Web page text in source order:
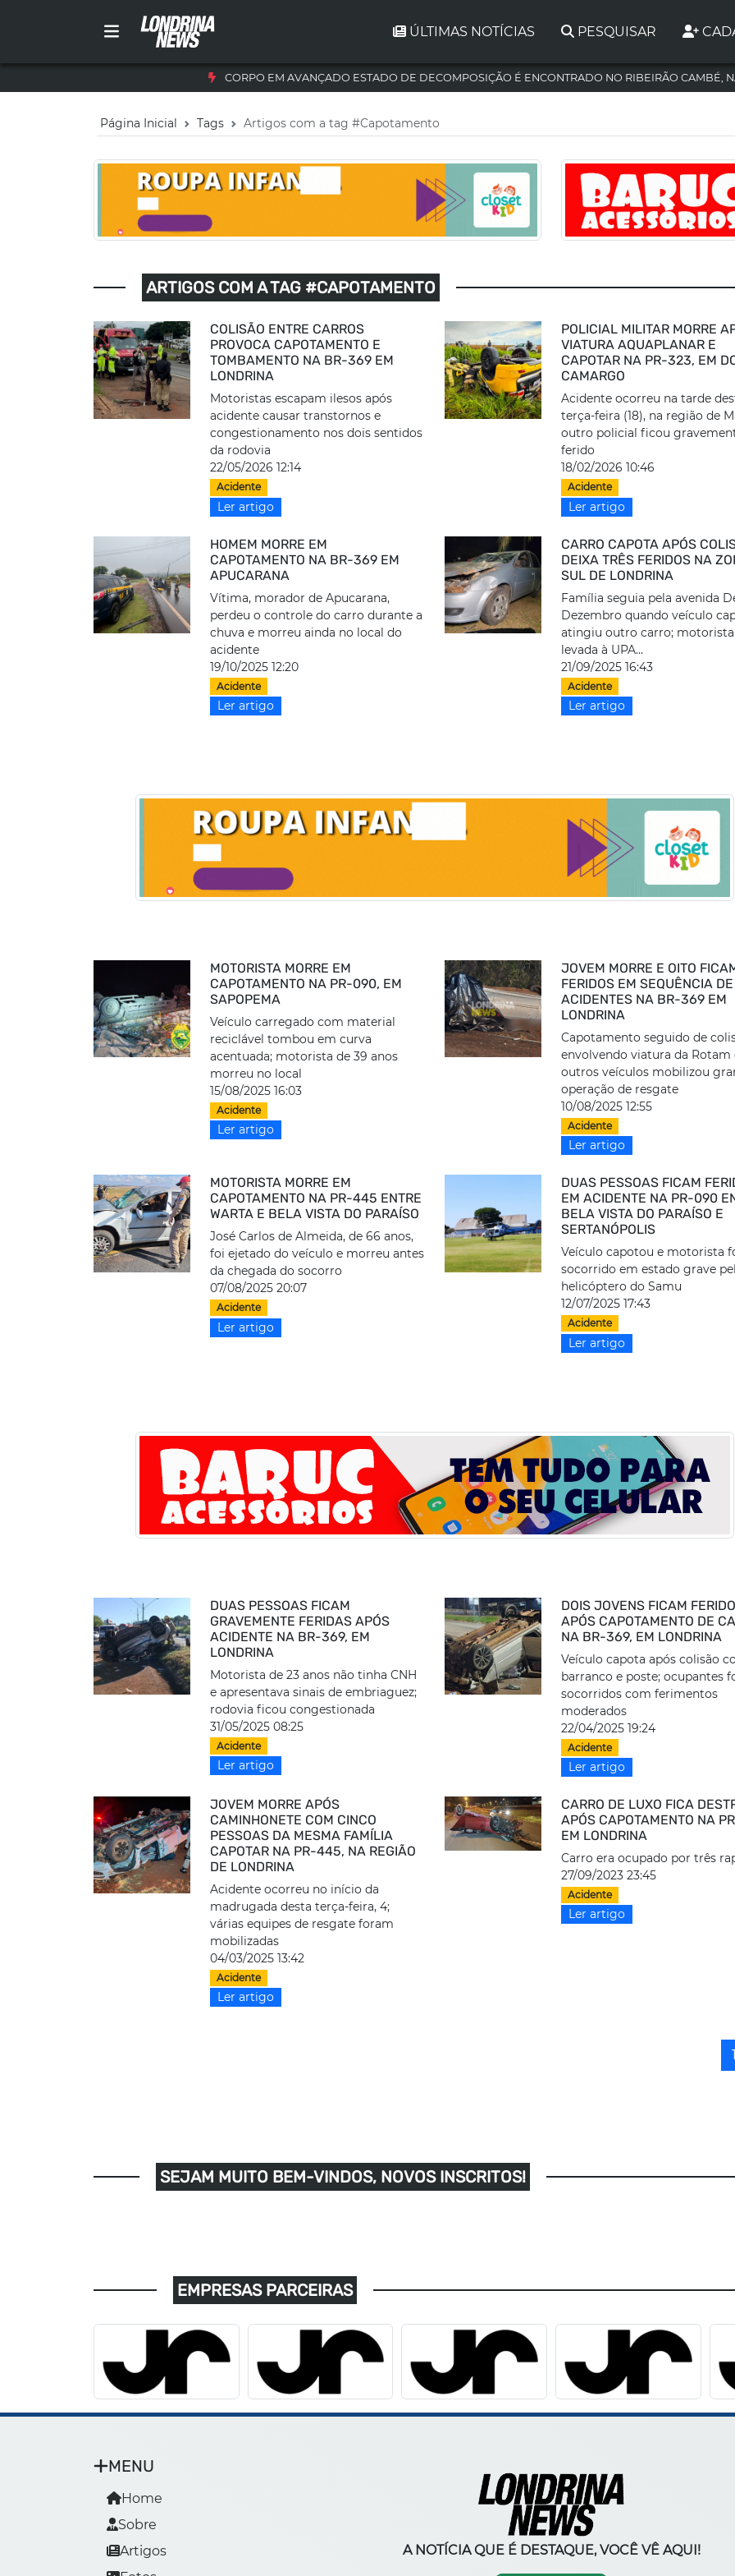
ÚLTIMAS NOTÍCIAS PESQUISAR
CORPO EM AVANÇADO ESTADO DE DECOMPOSIÇÃO É ENCONTRADO NO RIBEIRÃO CAMBÉ,
Página Inicial Tags Artigos com a tag #Capotamento
ARTIGOS COM A TAG #CAPOTAMENTO
COLISÃO ENTRE CARROS
PROVOCA CAPOTAMENTO E
TOMBAMENTO NA BR-369 EM
LONDRINA
Motoristas escapam ilesos após
acidente causar transtornos e
congestionamento nos dois sentidos
da rodovia
22/05/2026 12:14
Acidente
Ler artigo
POLICIAL MILITAR MORRE
VIATURA AQUAPLANAR E
CAPOTAR NA PR-323, EM
CAMARGO
Acidente ocorreu na tarde
terça-feira (18), na região de
outro policial ficou
ferido
18/02/2026 10:46
Acidente
Ler artigo
HOMEM MORRE EM
CAPOTAMENTO NA BR-369 EM
APUCARANA
Vítima, morador de Apucarana,
perdeu o controle do carro durante a
chuva e morreu ainda no local do
acidente
19/10/2025 12:20
Acidente
Ler artigo
CARRO CAPOTA APÓS
DEIXA TRÊS FERIDOS NA
SUL DE LONDRINA
Família seguia pela avenida
Dezembro quando veículo
atingiu outro carro;
levada à UPA...
21/09/2025 16:43
Acidente
Ler artigo
MOTORISTA MORRE EM
CAPOTAMENTO NA PR-090, EM
SAPOPEMA
Veículo carregado com material
reciclável tombou em curva
acentuada; motorista de 39 anos
morreu no local
15/08/2025 16:03
Acidente
Ler artigo
JOVEM MORRE E OITO
FERIDOS EM SEQUÊNCIA DE
ACIDENTES NA BR-369 EM
LONDRINA
Capotamento seguido de
envolvendo viatura da Rotam
outros veículos mobilizou
operação de resgate
10/08/2025 12:55
Acidente
Ler artigo
MOTORISTA MORRE EM
CAPOTAMENTO NA PR-445 ENTRE
WARTA E BELA VISTA DO PARAÍSO
José Carlos de Almeida, de 66 anos,
foi ejetado do veículo e morreu antes
da chegada do socorro
07/08/2025 20:07
Acidente
Ler artigo
DUAS PESSOAS FICAM
EM ACIDENTE NA PR-090
BELA VISTA DO PARAÍSO E
SERTANÓPOLIS
Veículo capotou e motorista
socorrido em estado grave
helicóptero do Samu
12/07/2025 17:43
Acidente
Ler artigo
DUAS PESSOAS FICAM
GRAVEMENTE FERIDAS APÓS
ACIDENTE NA BR-369, EM
LONDRINA
Motorista de 23 anos não tinha CNH
e apresentava sinais de embriaguez;
rodovia ficou congestionada
31/05/2025 08:25
Acidente
Ler artigo
DOIS JOVENS FICAM
APÓS CAPOTAMENTO DE
NA BR-369, EM LONDRINA
Veículo capota após colisão
barranco e poste; ocupantes
socorridos com ferimentos
moderados
22/04/2025 19:24
Acidente
Ler artigo
JOVEM MORRE APÓS
CAMINHONETE COM CINCO
PESSOAS DA MESMA FAMÍLIA
CAPOTAR NA PR-445, NA REGIÃO
DE LONDRINA
Acidente ocorreu no início da
madrugada desta terça-feira, 4;
várias equipes de resgate foram
mobilizadas
04/03/2025 13:42
Acidente
Ler artigo
CARRO DE LUXO FICA
APÓS CAPOTAMENTO NA
EM LONDRINA
Carro era ocupado por três
27/09/2023 23:45
Acidente
Ler artigo
1
SEJAM MUITO BEM-VINDOS, NOVOS INSCRITOS!
EMPRESAS PARCEIRAS
A NOTÍCIA QUE É DESTAQUE, VOCÊ VÊ AQUI!
MENU
Home
Sobre
Artigos